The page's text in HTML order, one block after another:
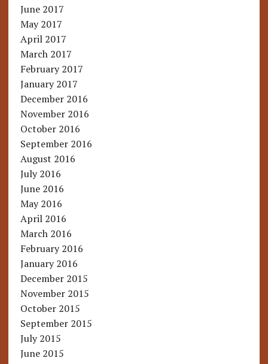
June 2017
May 2017
April 2017
March 2017
February 2017
January 2017
December 2016
November 2016
October 2016
September 2016
August 2016
July 2016
June 2016
May 2016
April 2016
March 2016
February 2016
January 2016
December 2015
November 2015
October 2015
September 2015
July 2015
June 2015